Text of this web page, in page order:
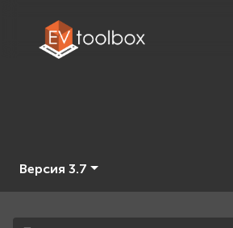
Версия 3.7